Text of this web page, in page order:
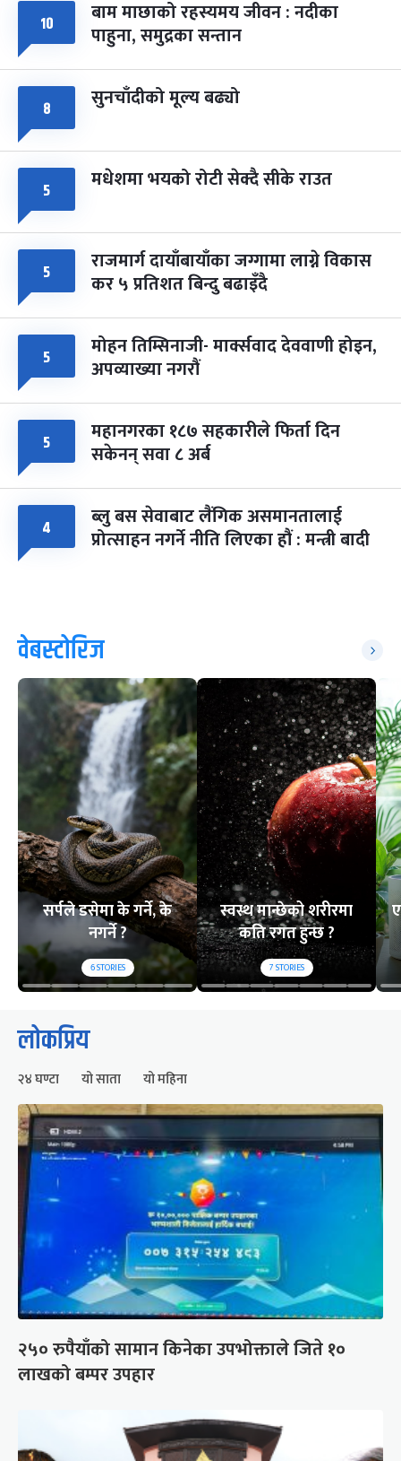
८ फागुपूर्णिमा
चैत्र ८, २०८३-Mar 22, 2027
७ महिना बाँकी
१० बाम माछाको रहस्यमय जीवन : नदीका
पाहुना, समुद्रका सन्तान
८ सुनचाँदीको मूल्य बढ्यो
५ मधेशमा भयको रोटी सेक्दै सीके राउत
५ राजमार्ग दायाँबायाँका जग्गामा लाग्ने विकास
कर ५ प्रतिशत बिन्दु बढाइँदै
५ मोहन तिम्सिनाजी- मार्क्सवाद देववाणी होइन,
अपव्याख्या नगरौं
५ महानगरका १८७ सहकारीले फिर्ता दिन
सकेनन् सवा ८ अर्ब
४ ब्लु बस सेवाबाट लैंगिक असमानतालाई
प्रोत्साहन नगर्ने नीति लिएका हौं : मन्त्री बादी
वेबस्टोरिज
सर्पले डसेमा के गर्ने, के
नगर्ने ?
6STORIES
स्वस्थ मान्छेको शरीरमा
कति रगत हुन्छ ?
7STORIES
लोकप्रिय
२४ घण्टा यो साता यो महिना
२५० रुपैयाँको सामान किनेका उपभोक्ताले जिते १०
लाखको बम्पर उपहार